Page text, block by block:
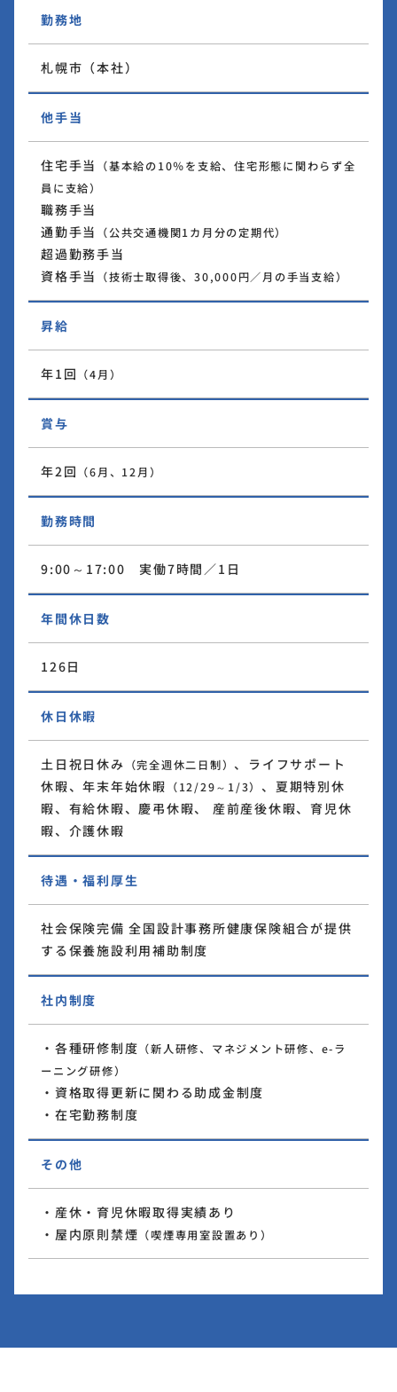
勤務地
札幌市（本社）
他手当
住宅手当
（基本給の10％を支給、住宅形態に関わらず全
員に支給）
職務手当
通勤手当
（公共交通機関1カ月分の定期代）
超過勤務手当
資格手当
（技術士取得後、30,000円／月の手当支給）
昇給
年1回 （4月）
賞与
年2回 （6月、12月）
勤務時間
9:00～17:00 実働7時間／1日
年間休日数
126日
休日休暇
土日祝日休み （完全週休二日制） 、ライフサポート
休暇、年末年始休暇 （12/29～1/3） 、夏期特別休
暇、有給休暇、慶弔休暇、 産前産後休暇、育児休
暇、介護休暇
待遇・福利厚生
社会保険完備 全国設計事務所健康保険組合が提供
する保養施設利用補助制度
社内制度
・各種研修制度 （新人研修、マネジメント研修、e-ラ
ーニング研修）
・資格取得更新に関わる助成金制度
・在宅勤務制度
その他
・産休・育児休暇取得実績あり
・屋内原則禁煙 （喫煙専用室設置あり）